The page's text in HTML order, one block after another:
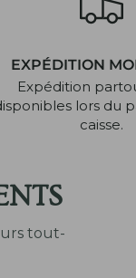
EXPÉDITION
Expédition
lors du
caisse.
tout-